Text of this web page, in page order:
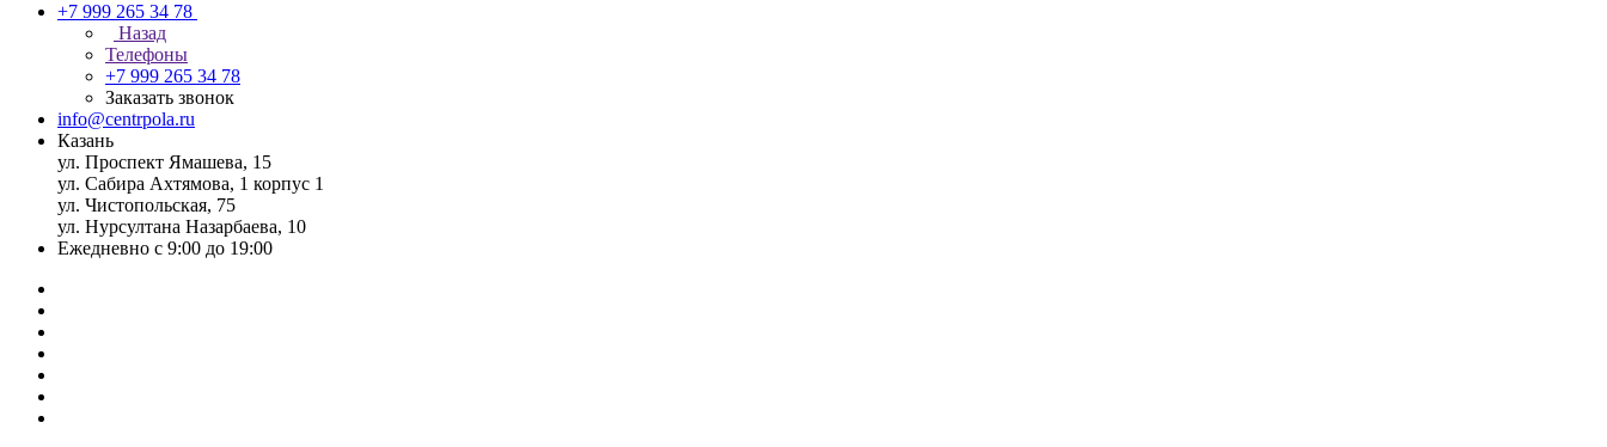
+7 999 265 34 78
Назад
Телефоны
+7 999 265 34 78
Заказать звонок
info@centrpola.ru
Казань
ул. Проспект Ямашева, 15
ул. Сабира Ахтямова, 1 корпус 1
ул. Чистопольская, 75
ул. Нурсултана Назарбаева, 10
Ежедневно с 9:00 до 19:00